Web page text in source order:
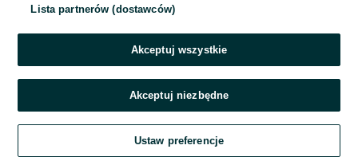
Lista partnerów (dostawców)
Akceptuj wszystkie
Akceptuj niezbędne
Ustaw preferencje